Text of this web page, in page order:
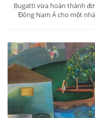
Bugatti vừa hoàn thành
Đông Nam Á cho một